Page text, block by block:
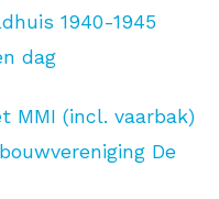
1940-1945
dag
MMI (incl. vaarbak)
De